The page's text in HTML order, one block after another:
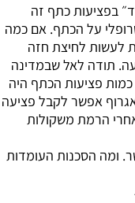
בפציעות כתף זה
על הכתף. אם כמה
לעשות לחיצת חזה
תודה לאל שבמדינה
כמות פציעות הכתף היה
אפשר לקבל פציעה
הרמת משקולות
ומה הסכנות העומדות